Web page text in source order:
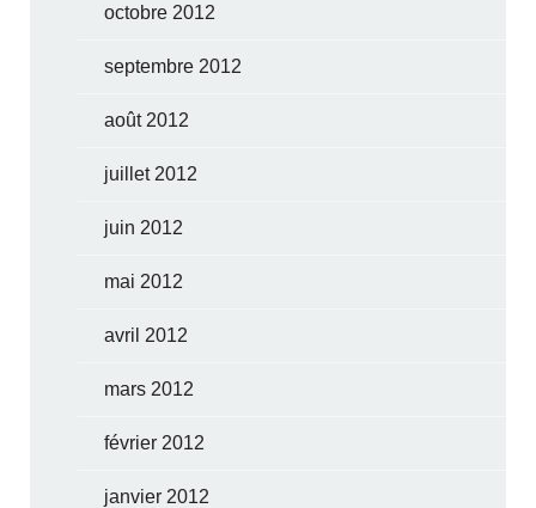
octobre 2012
septembre 2012
août 2012
juillet 2012
juin 2012
mai 2012
avril 2012
mars 2012
février 2012
janvier 2012